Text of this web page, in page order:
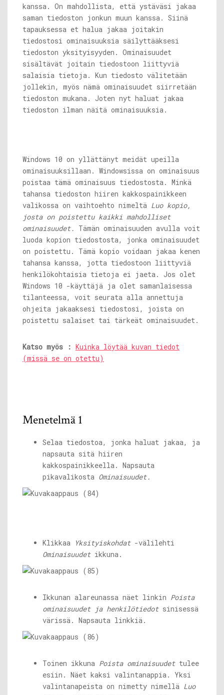
kanssa. On mahdollista, että ystäväsi jakaa
saman tiedoston jonkun muun kanssa. Siinä
tapauksessa et halua jakaa joitakin
tiedostosi ominaisuuksia säilyttääksesi
tiedoston yksityisyyden. Ominaisuudet
sisältävät joitain tiedostoon liittyviä
salaisia ​​tietoja. Kun tiedosto välitetään
jollekin, myös nämä ominaisuudet siirretään
tiedoston mukana. Joten nyt haluat jakaa
tiedoston ilman näitä ominaisuuksia.
Windows 10 on yllättänyt meidät upeilla
ominaisuuksillaan. Windowsissa on ominaisuus
poistaa tämä ominaisuus tiedostosta. Minkä
tahansa tiedoston hiiren kakkospainikkeen
valikossa on vaihtoehto nimeltä Luo kopio,
josta on poistettu kaikki mahdolliset
ominaisuudet. Tämän ominaisuuden avulla voit
luoda kopion tiedostosta, jonka ominaisuudet
on poistettu. Tämä kopio voidaan jakaa kenen
tahansa kanssa, jotta tiedostoon liittyviä
henkilökohtaisia ​​tietoja ei jaeta. Jos olet
Windows 10 -käyttäjä ja olet samanlaisessa
tilanteessa, voit seurata alla annettuja
ohjeita jakaaksesi tiedostosi, joista on
poistettu salaiset tai tärkeät ominaisuudet.
Katso myös : Kuinka löytää kuvan tiedot
(missä se on otettu)
Menetelmä 1
Selaa tiedostoa, jonka haluat jakaa, ja
napsauta sitä hiiren
kakkospainikkeella. Napsauta
pikavalikosta Ominaisuudet.
Klikkaa Yksityiskohdat-välilehti
Ominaisuudetikkuna.
Ikkunan alareunassa näet linkin Poista
ominaisuudet ja henkilötiedotsinisessä
värissä. Napsauta linkkiä.
Toinen ikkuna Poista ominaisuudettulee
esiin. Näet kaksi valintanappia. Yksi
valintanapeista on nimetty nimellä Luo